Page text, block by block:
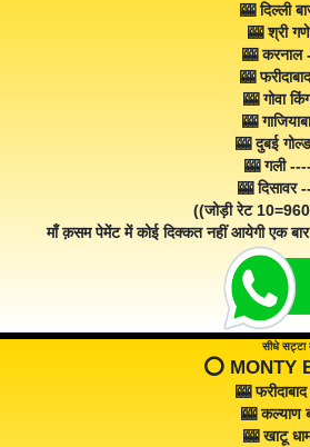
🎰 दिल्ली
🎰 श्री
🎰
🎰
🎰 गोवा
🎰
🎰 दुबई
🎰 गली
🎰
((जोड़ी रेट
माँ क़सम पेमेंट में कोई दिक्कत नहीं आयेगी एक
सीधे सट्टा
⭕️ MONTY
🎰
🎰 कल्याण
🎰 खाटू